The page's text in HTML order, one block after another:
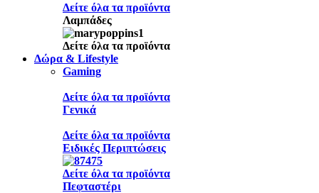
Δείτε όλα τα προϊόντα
Λαμπάδες
Δείτε όλα τα προϊόντα
Δώρα & Lifestyle
Gaming
Δείτε όλα τα προϊόντα
Γενικά
Δείτε όλα τα προϊόντα
Ειδικές Περιπτώσεις
Δείτε όλα τα προϊόντα
Πεφταστέρι